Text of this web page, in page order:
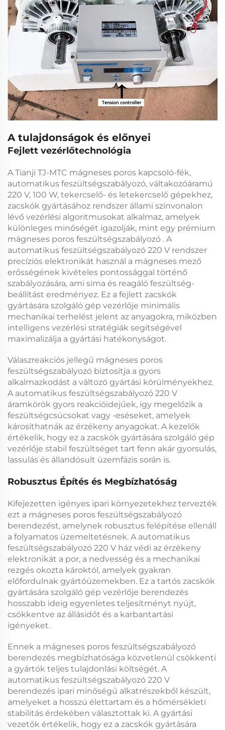
A tulajdonságok és előnyei
Fejlett vezérlőtechnológia
ATianji TJ-MTC mágneses poros kapcsoló-fék,
automatikus feszültségszabályozó, váltakozóáramú
220 V, 100 W, tekercselő- és letekercselő gépekhez,
zacskók gyártásához rendszer állami színvonalon
lévő vezérlési algoritmusokat alkalmaz, amelyek
különleges minőségét igazolják, mint egy prémium
mágneses poros feszültségszabályozó . A
automatikus feszültségszabályozó 220 V rendszer
precíziós elektronikát használ a mágneses mező
erősségének kivételes pontossággal történő
szabályozására, ami sima és reagáló feszültség-
beállítást eredményez. Ez a fejlett zacskók
gyártására szolgáló gép vezérlője minimális
mechanikai terhelést jelent az anyagokra, miközben
intelligens vezérlési stratégiák segítségével
maximalizálja a gyártási hatékonyságot.
Válaszreakciós jellegű mágneses poros
feszültségszabályozó biztosítja a gyors
alkalmazkodást a változó gyártási körülményekhez.
A automatikus feszültségszabályozó 220 V
áramkörök gyors reakcióidejűek, így megelőzik a
feszültségcsúcsokat vagy -eséseket, amelyek
károsíthatnák az érzékeny anyagokat. A kezelők
értékelik, hogy ez a zacskók gyártására szolgáló gép
vezérlője stabil feszültséget tart fenn akár gyorsulás,
lassulás és állandósult üzemfázis során is.
Robusztus Építés és Megbízhatóság
Kifejezetten igényes ipari környezetekhez tervezték
ezt a mágneses poros feszültségszabályozó
berendezést, amelynek robusztus felépítése ellenáll
a folyamatos üzemeltetésnek. A automatikus
feszültségszabályozó 220 V ház védi az érzékeny
elektronikát a por, a nedvesség és a mechanikai
rezgés okozta károktól, amelyek gyakran
előfordulnak gyártóüzemekben. Ez a tartós zacskók
gyártására szolgáló gép vezérlője berendezés
hosszabb ideig egyenletes teljesítményt nyújt,
csökkentve az állásidőt és a karbantartási
igényeket.
Ennek a mágneses poros feszültségszabályozó
berendezés megbízhatósága közvetlenül csökkenti
a gyártók teljes tulajdonlási költségét. A
automatikus feszültségszabályozó 220 V
berendezés ipari minőségű alkatrészekből készült,
amelyeket a hosszú élettartam és a hőmérsékleti
stabilitás érdekében választottak ki. A gyártási
vezetők értékelik, hogy ez a zacskók gyártására